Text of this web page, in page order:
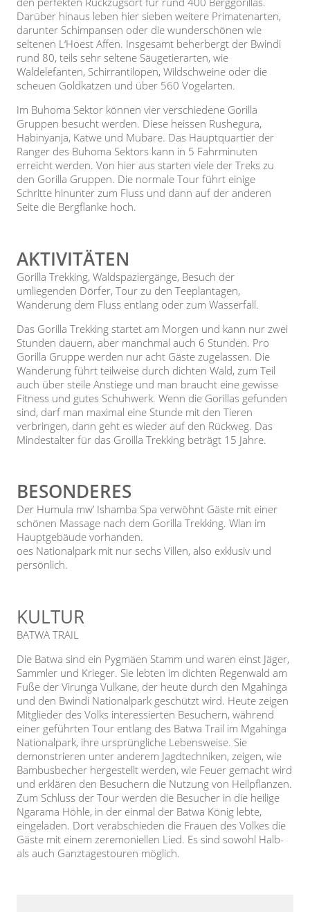
Darüber hinaus leben hier sieben weitere Primatenarten,
darunter Schimpansen oder die wunderschönen wie
seltenen L‘Hoest Affen. Insgesamt beherbergt der Bwindi
rund 80, teils sehr seltene Säugetierarten, wie
Waldelefanten, Schirrantilopen, Wildschweine oder die
scheuen Goldkatzen und über 560 Vogelarten.
Im Buhoma Sektor können vier verschiedene Gorilla
Gruppen besucht werden. Diese heissen Rushegura,
Habinyanja, Katwe und Mubare. Das Hauptquartier der
Ranger des Buhoma Sektors kann in 5 Fahrminuten
erreicht werden. Von hier aus starten viele der Treks zu
den Gorilla Gruppen. Die normale Tour führt einige
Schritte hinunter zum Fluss und dann auf der anderen
Seite die Bergflanke hoch.
AKTIVITÄTEN
Gorilla Trekking, Waldspaziergänge, Besuch der
umliegenden Dörfer, Tour zu den Teeplantagen,
Wanderung dem Fluss entlang oder zum Wasserfall.
Das Gorilla Trekking startet am Morgen und kann nur zwei
Stunden dauern, aber manchmal auch 6 Stunden. Pro
Gorilla Gruppe werden nur acht Gäste zugelassen. Die
Wanderung führt teilweise durch dichten Wald, zum Teil
auch über steile Anstiege und man braucht eine gewisse
Fitness und gutes Schuhwerk. Wenn die Gorillas gefunden
sind, darf man maximal eine Stunde mit den Tieren
verbringen, dann geht es wieder auf den Rückweg. Das
Mindestalter für das Groilla Trekking beträgt 15 Jahre.
BESONDERES
Der Humula mw’ Ishamba Spa verwöhnt Gäste mit einer
schönen Massage nach dem Gorilla Trekking. Wlan im
Hauptgebäude vorhanden.
oes Nationalpark mit nur sechs Villen, also exklusiv und
persönlich.
KULTUR
BATWA TRAIL
Die Batwa sind ein Pygmäen Stamm und waren einst Jäger,
Sammler und Krieger. Sie lebten im dichten Regenwald am
Fuße der Virunga Vulkane, der heute durch den Mgahinga
und den Bwindi Nationalpark geschützt wird. Heute zeigen
Mitglieder des Volks interessierten Besuchern, während
einer geführten Tour entlang des Batwa Trail im Mgahinga
Nationalpark, ihre ursprüngliche Lebensweise. Sie
demonstrieren unter anderem Jagdtechniken, zeigen, wie
Bambusbecher hergestellt werden, wie Feuer gemacht wird
und erklären den Besuchern die Nutzung von Heilpflanzen.
Zum Schluss der Tour werden die Besucher in die heilige
Ngarama Höhle, in der einmal der Batwa König lebte,
eingeladen. Dort verabschieden die Frauen des Volkes die
Gäste mit einem zeremoniellen Lied. Es sind sowohl Halb-
als auch Ganztagestouren möglich.